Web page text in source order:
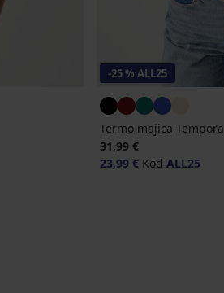
-25 % ALL25
Termo majica Tempora
31,99 €
23,99 €Kod ALL25